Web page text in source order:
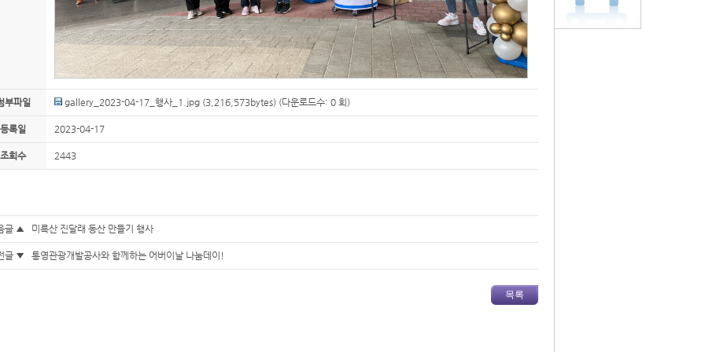
부파일 gallery_2023-04-17_행사_1.jpg (3,216,573bytes) (다운로드수: 0 회)
등록일 2023-04-17
조회수 2443
글 ▲ 미륵산 진달래 동산 만들기 행사
글 ▼ 통영관광개발공사와 함께하는 어버이날 나눔데이!